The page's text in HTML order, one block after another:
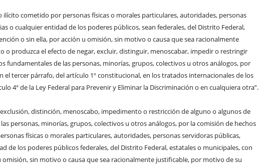
ilícito cometido por personas físicas o morales particulares, autoridades, personas
o cualquier entidad de los poderes públicos, sean federales, del Distrito Federal,
o sin ella, por acción u omisión, sin motivo o causa que sea racionalmente
o produzca el efecto de negar, excluir, distinguir, menoscabar, impedir o restringir
fundamentales de las personas, minorías, grupos, colectivos u otros análogos, por
el tercer párrafo, del artículo 1º constitucional, en los tratados internacionales de los
4º de la Ley Federal para Prevenir y Eliminar la Discriminación o en cualquiera otra”.
exclusión, distinción, menoscabo, impedimento o restricción de alguno o algunos de
personas, minorías, grupos, colectivos u otros análogos, por la comisión de hechos
físicas o morales particulares, autoridades, personas servidoras públicas,
de los poderes públicos federales, del Distrito Federal, estatales o municipales, con
omisión, sin motivo o causa que sea racionalmente justificable, por motivo de su